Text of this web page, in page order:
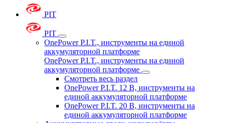
PIT
PIT
OnePower P.I.T., инструменты на единой
аккумуляторной платформе
OnePower P.I.T., инструменты на единой
аккумуляторной платформе
Смотреть весь раздел
OnePower P.I.T. 12 В, инструменты на
единой аккумуляторной платформе
OnePower P.I.T. 20 В, инструменты на
единой аккумуляторной платформе